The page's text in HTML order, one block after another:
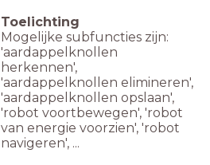
Toelichting
Mogelijke subfuncties zijn:
'aardappelknollen
herkennen',
'aardappelknollen elimineren',
'aardappelknollen opslaan',
'robot voortbewegen', 'robot
van energie voorzien', 'robot
navigeren', ...